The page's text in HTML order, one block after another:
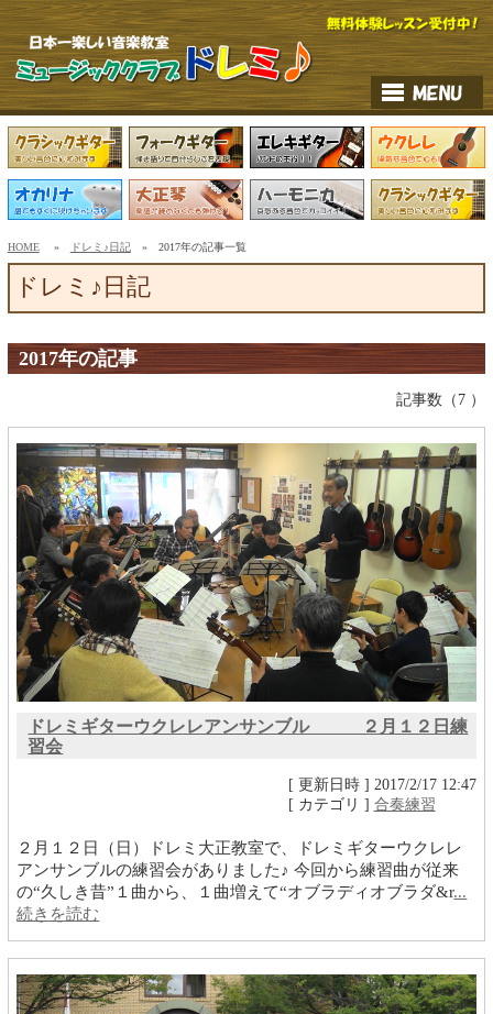
HOME» ドレミ♪日記 » 2017年の記事一覧
ドレミ♪日記
2017年の記事
記事数（7 ）
ドレミギターウクレレアンサンブル ２月１２日練
習会
[ 更新日時 ] 2017/2/17 12:47
[ カテゴリ ] 合奏練習
２月１２日（日）ドレミ大正教室で、ドレミギターウクレレ
アンサンブルの練習会がありました♪ 今回から練習曲が従来
の“久しき昔”１曲から、１曲増えて“オブラディオブラダ&r...
続きを読む